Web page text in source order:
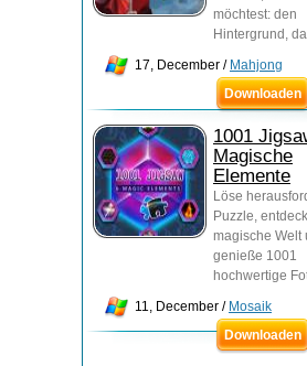
möchtest: den
Hintergrund,
17, December / Mahjong
Downloaden
1001
Magische
Elemente
Löse
Puzzle,
magische Welt
genieße 1001
hochwertige
11, December / Mosaik
Downloaden